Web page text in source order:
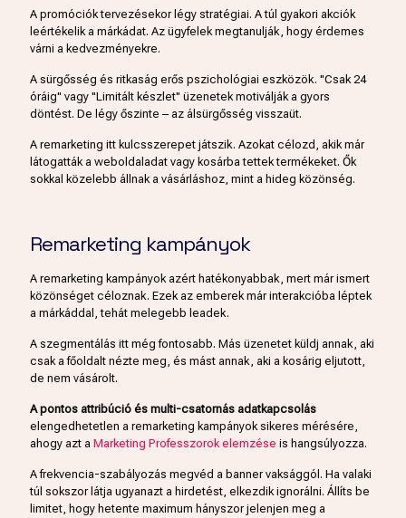
A promóciók tervezésekor légy stratégiai. A túl gyakori akciók
leértékelik a márkádat. Az ügyfelek megtanulják, hogy érdemes
várni a kedvezményekre.
A sürgősség és ritkaság erős pszichológiai eszközök. "Csak 24
óráig" vagy "Limitált készlet" üzenetek motiválják a gyors
döntést. De légy őszinte – az álsürgősség visszaüt.
A remarketing itt kulcsszerepet játszik. Azokat célozd, akik már
látogatták a weboldaladat vagy kosárba tettek termékeket. Ők
sokkal közelebb állnak a vásárláshoz, mint a hideg közönség.
Remarketing kampányok
A remarketing kampányok azért hatékonyabbak, mert már ismert
közönséget céloznak. Ezek az emberek már interakcióba léptek
a márkáddal, tehát melegebb leadek.
A szegmentálás itt még fontosabb. Más üzenetet küldj annak, aki
csak a főoldalt nézte meg, és mást annak, aki a kosárig eljutott,
de nem vásárolt.
A pontos attribúció és multi-csatornás adatkapcsolás
elengedhetetlen a remarketing kampányok sikeres mérésére,
ahogy azt a Marketing Professzorok elemzése is hangsúlyozza.
A frekvencia-szabályozás megvéd a banner vaksággól. Ha valaki
túl sokszor látja ugyanazt a hirdetést, elkezdik ignorálni. Állíts be
limitet, hogy hetente maximum hányszor jelenjen meg a